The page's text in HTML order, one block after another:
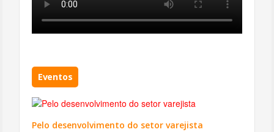
Eventos
Pelo desenvolvimento do setor varejista